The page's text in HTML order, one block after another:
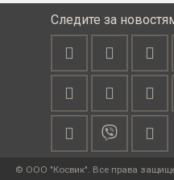
Следите за
© ООО "Косвик". Все права